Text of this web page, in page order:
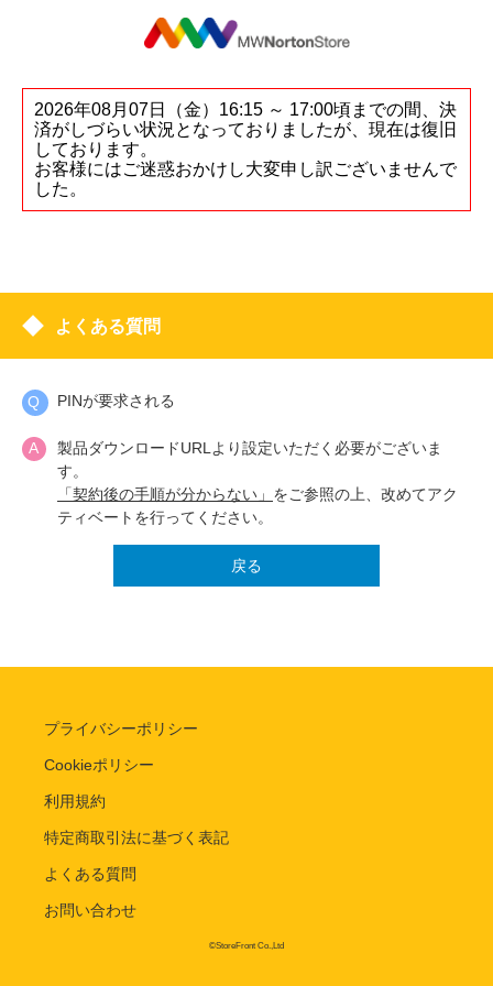
2026年08月07日（金）16:15 ～ 17:00頃までの間、決
済がしづらい状況となっておりましたが、現在は復旧
しております。
お客様にはご迷惑おかけし大変申し訳ございませんで
した。
よくある質問
PINが要求される
製品ダウンロードURLより設定いただく必要がございま
す。
「契約後の手順が分からない」 をご参照の上、改めてアク
ティベートを行ってください。
戻る
プライバシーポリシー
Cookieポリシー
利用規約
特定商取引法に基づく表記
よくある質問
お問い合わせ
©StoreFront Co.,Ltd